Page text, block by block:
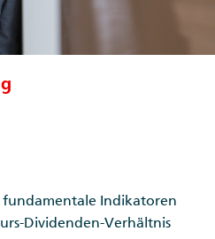
fundamentale Indikatoren
Dividenden-Verhältnis